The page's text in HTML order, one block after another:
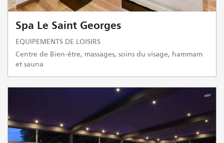
Spa Le Saint Georges
EQUIPEMENTS DE LOISIRS
Centre de Bien-être, massages, soins du visage, hammam
et sauna